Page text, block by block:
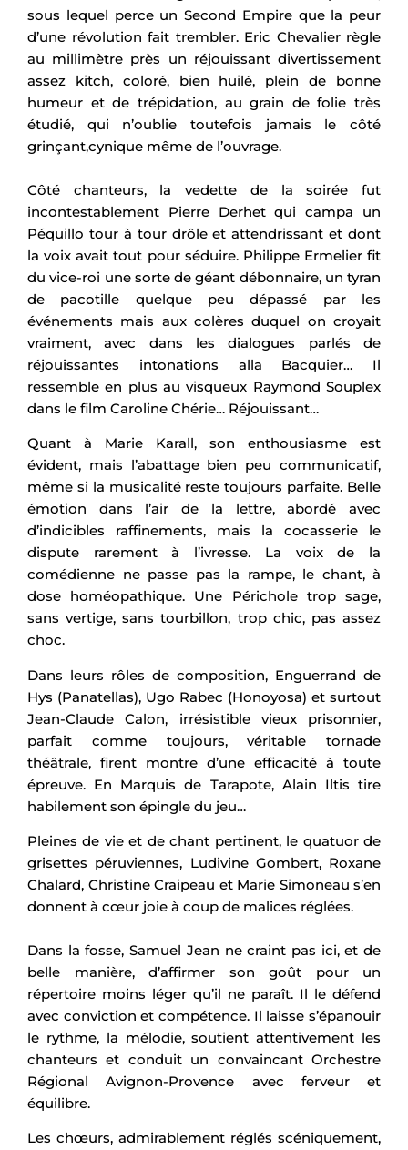
sous lequel perce un Second Empire que la peur
d’une révolution fait trembler. Eric Chevalier règle
au millimètre près un réjouissant divertissement
assez kitch, coloré, bien huilé, plein de bonne
humeur et de trépidation, au grain de folie très
étudié, qui n’oublie toutefois jamais le côté
grinçant,cynique même de l’ouvrage.
Côté chanteurs, la vedette de la soirée fut
incontestablement Pierre Derhet qui campa un
Péquillo tour à tour drôle et attendrissant et dont
la voix avait tout pour séduire. Philippe Ermelier fit
du vice-roi une sorte de géant débonnaire, un tyran
de pacotille quelque peu dépassé par les
événements mais aux colères duquel on croyait
vraiment, avec dans les dialogues parlés de
réjouissantes intonations alla Bacquier… Il
ressemble en plus au visqueux Raymond Souplex
dans le film Caroline Chérie… Réjouissant…
Quant à Marie Karall, son enthousiasme est
évident, mais l’abattage bien peu communicatif,
même si la musicalité reste toujours parfaite. Belle
émotion dans l’air de la lettre, abordé avec
d’indicibles raffinements, mais la cocasserie le
dispute rarement à l’ivresse. La voix de la
comédienne ne passe pas la rampe, le chant, à
dose homéopathique. Une Périchole trop sage,
sans vertige, sans tourbillon, trop chic, pas assez
choc.
Dans leurs rôles de composition, Enguerrand de
Hys (Panatellas), Ugo Rabec (Honoyosa) et surtout
Jean-Claude Calon, irrésistible vieux prisonnier,
parfait comme toujours, véritable tornade
théâtrale, firent montre d’une efficacité à toute
épreuve. En Marquis de Tarapote, Alain Iltis tire
habilement son épingle du jeu…
Pleines de vie et de chant pertinent, le quatuor de
grisettes péruviennes, Ludivine Gombert, Roxane
Chalard, Christine Craipeau et Marie Simoneau s’en
donnent à cœur joie à coup de malices réglées.
Dans la fosse, Samuel Jean ne craint pas ici, et de
belle manière, d’affirmer son goût pour un
répertoire moins léger qu’il ne paraît. Il le défend
avec conviction et compétence. Il laisse s’épanouir
le rythme, la mélodie, soutient attentivement les
chanteurs et conduit un convaincant Orchestre
Régional Avignon-Provence avec ferveur et
équilibre.
Les chœurs, admirablement réglés scéniquement,